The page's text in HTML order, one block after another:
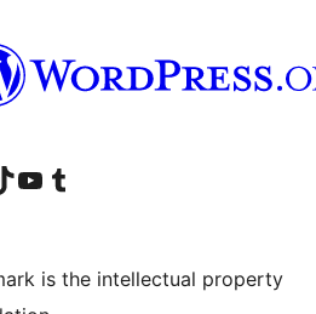
Instagram
účet LinkedIn
náš účet na platforme TikTok
Navštívte náš kanál YouTube
Navštívte náš účet na platforme Tumblr
is the intellectual property